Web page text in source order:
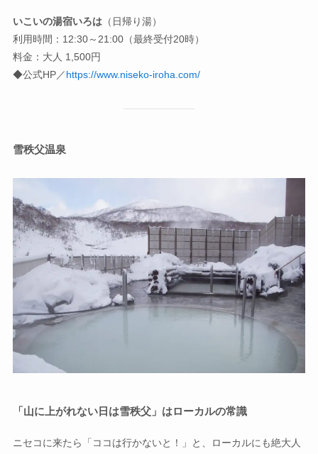
いこいの湯宿いろは（日帰り湯）
利用時間：12:30～21:00（最終受付20時）
料金：大人 1,500円
◆公式HP／https://www.niseko-iroha.com/
雪秩父温泉
「山に上がれない日は雪秩父」はローカルの常識
ニセコに来たら「ココは行かないと！」と、ローカルにも絶大人